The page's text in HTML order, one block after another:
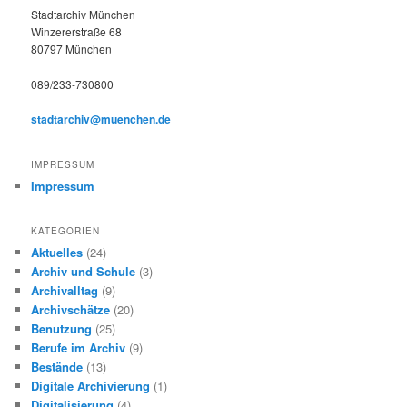
n
Stadtarchiv München
Winzererstraße 68
80797 München
089/233-730800
stadtarchiv@muenchen.de
IMPRESSUM
Impressum
KATEGORIEN
Aktuelles (24)
Archiv und Schule (3)
Archivalltag (9)
Archivschätze (20)
Benutzung (25)
Berufe im Archiv (9)
Bestände (13)
Digitale Archivierung (1)